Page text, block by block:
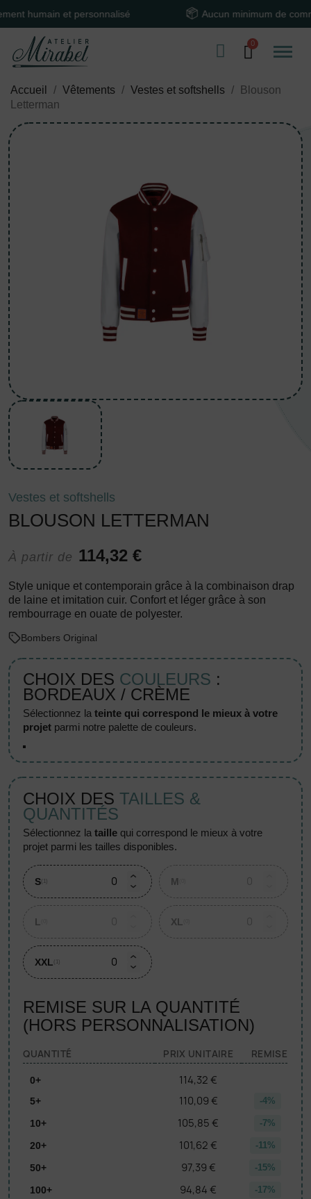
et personnalisé Aucun minimum de
Accueil Vêtements Vestes et softshells
Blouson
Letterman
Vestes et softshells
BLOUSON LETTERMAN
À partir de 114,32 €
Style unique et contemporain grâce à la combinaison drap
de laine et imitation cuir. Confort et léger grâce à son
rembourrage en ouate de polyester.
Bombers Original
CHOIX DES COULEURS :
BORDEAUX / CRÈME
sélectionnez lateinte qui correspond le mieux à votre
projet parmi notre palette de couleurs.
CHOIX DES TAILLES &
QUANTITÉS
sélectionnez lataille qui correspond le mieux à votre
projet parmi les tailles disponibles.
S (1) M
L XL
XXL (1)
REMISE SUR LA QUANTITÉ
(HORS PERSONNALISATION)
QUANTITÉ PRIX UNITAIRE REMISE
0+ 114,32 €
5+ 110,09 € -4%
10+ 105,85 € -7%
20+ 101,62 € -11%
50+ 97,39 € -15%
100+ 94,84 € -17%